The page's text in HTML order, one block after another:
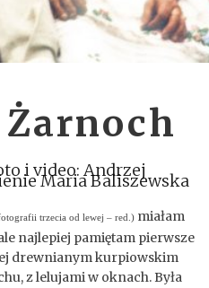
i video: Andrzej
Maria Baliszewska
trzecia od lewej – red.) miałam
najlepiej pamiętam pierwsze
drewnianym kurpiowskim
z lelujami w oknach. Była